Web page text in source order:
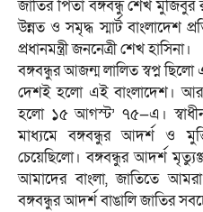
জাতির পিতা বঙ্গবন্ধু শেখ মুজিবুর
উন্নত ও সমৃদ্ধ স্মার্ট বাংলাদেশ
প্রধানমন্ত্রী জননেত্রী শেখ হাসিনা।
বঙ্গবন্ধুর আজন্ম লালিত স্বপ্ন
দেশই হলো এই বাংলাদেশ। আর
হলো ১৫ আগস্ট’ ৭৫—এ।
মাধ্যমে বঙ্গবন্ধুর আদর্শ ও
চেয়েছিলো। বঙ্গবন্ধুর আদর্শ
আমাদের বাংলা, জাতিতে আমরা
বঙ্গবন্ধুর আদর্শ বাঙালি জাতির